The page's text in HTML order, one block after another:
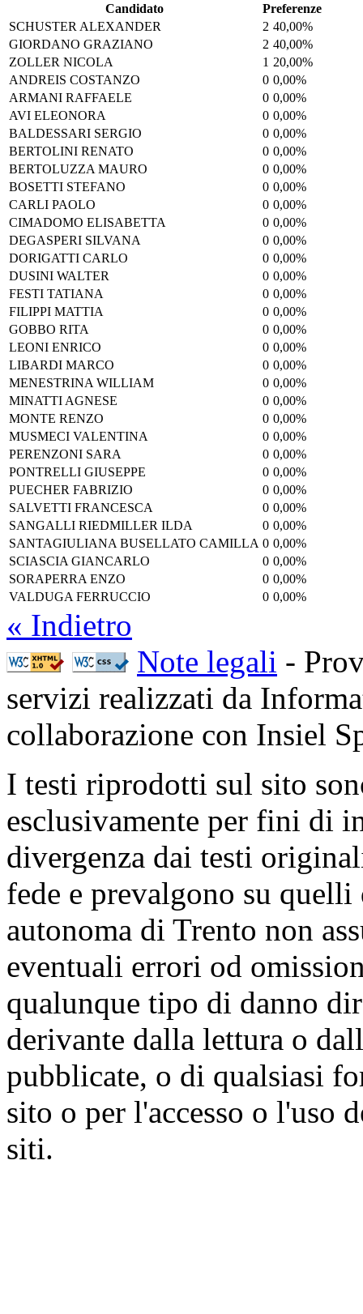
Candidato
Preferenze
SCHUSTER ALEXANDER
2 40,00%
GIORDANO GRAZIANO
2 40,00%
ZOLLER NICOLA
1 20,00%
ANDREIS COSTANZO
0 0,00%
ARMANI RAFFAELE
0 0,00%
AVI ELEONORA
0 0,00%
BALDESSARI SERGIO
0 0,00%
BERTOLINI RENATO
0 0,00%
BERTOLUZZA MAURO
0 0,00%
BOSETTI STEFANO
0 0,00%
CARLI PAOLO
0 0,00%
CIMADOMO ELISABETTA
0 0,00%
DEGASPERI SILVANA
0 0,00%
DORIGATTI CARLO
0 0,00%
DUSINI WALTER
0 0,00%
FESTI TATIANA
0 0,00%
FILIPPI MATTIA
0 0,00%
GOBBO RITA
0 0,00%
LEONI ENRICO
0 0,00%
LIBARDI MARCO
0 0,00%
MENESTRINA WILLIAM
0 0,00%
MINATTI AGNESE
0 0,00%
MONTE RENZO
0 0,00%
MUSMECI VALENTINA
0 0,00%
PERENZONI SARA
0 0,00%
PONTRELLI GIUSEPPE
0 0,00%
PUECHER FABRIZIO
0 0,00%
SALVETTI FRANCESCA
0 0,00%
SANGALLI RIEDMILLER ILDA
0 0,00%
SANTAGIULIANA BUSELLATO CAMILLA 0 0,00%
SCIASCIA GIANCARLO
0 0,00%
SORAPERRA ENZO
0 0,00%
VALDUGA FERRUCCIO
0 0,00%
« Indietro
Note legali -
servizi realizzati da
collaborazione con Insiel
I testi riprodotti sul sito
esclusivamente per fini di
divergenza dai testi
fede e prevalgono su
autonoma di Trento non
eventuali errori od
qualunque tipo di danno
derivante dalla lettura o
pubblicate, o di qualsiasi
sito o per l'accesso o l'uso
siti.